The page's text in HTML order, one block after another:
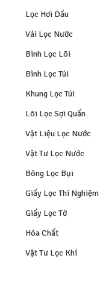
Lọc Hơi Dầu
Vải Lọc Nước
Bình Lọc Lõi
Bình Lọc Túi
Khung Lọc Túi
Lõi Lọc Sợi Quấn
Vật Liệu Lọc Nước
Vật Tư Lọc Nước
Bông Lọc Bụi
Giấy Lọc Thí Nghiệm
Giấy Lọc Tờ
Hóa Chất
Vật Tư Lọc Khí